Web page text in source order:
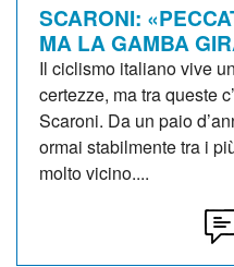
SCARONI:
MA LA GAMBA
Il ciclismo italiano vive
certezze, ma tra queste
Scaroni. Da un paio
ormai stabilmente tra i
molto vicino....